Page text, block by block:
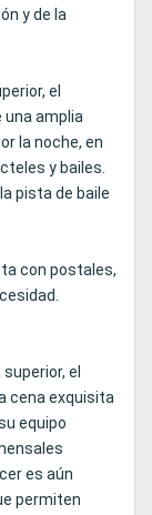
y de la
el
una amplia
la noche, en
y bailes.
pista de baile
con postales,
el
cena exquisita
equipo
es aún
permiten